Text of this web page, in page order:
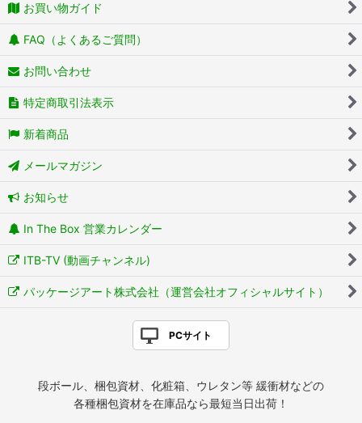
お買い物ガイド
FAQ（よくあるご質問）
お問い合わせ
特定商取引法表示
新着商品
メールマガジン
お知らせ
In The Box 営業カレンダー
ITB-TV (動画チャンネル)
パッケージアート株式会社（運営会社オフィシャルサイト）
PCサイト
段ボール、梱包資材、化粧箱、ウレタン等 緩衝材などの
各種梱包資材を在庫品なら最短当日出荷！